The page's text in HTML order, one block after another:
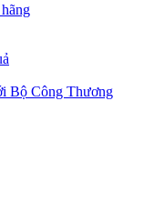
Bộ Công Thương